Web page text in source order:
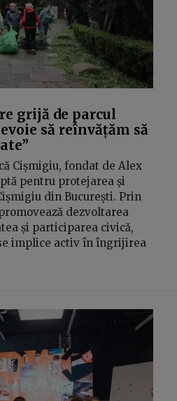
grijă de parcul
să reînvățăm să
Cișmigiu, fondat de Alex
pentru protejarea și
din București. Prin
dezvoltarea
și participarea civică,
implice activ în îngrijirea